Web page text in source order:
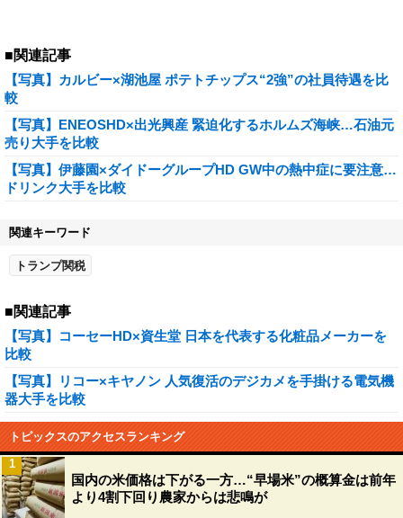
■関連記事
【写真】カルビー×湖池屋 ポテトチップス“2強”の社員待遇を比
較
【写真】ENEOSHD×出光興産 緊迫化するホルムズ海峡…石油元
売り大手を比較
【写真】伊藤園×ダイドーグループHD GW中の熱中症に要注意…
ドリンク大手を比較
関連キーワード
トランプ関税
■関連記事
【写真】コーセーHD×資生堂 日本を代表する化粧品メーカーを
比較
【写真】リコー×キヤノン 人気復活のデジカメを手掛ける電気機
器大手を比較
トピックスのアクセスランキング
国内の米価格は下がる一方…“早場米”の概算金は前年
より4割下回り農家からは悲鳴が
1